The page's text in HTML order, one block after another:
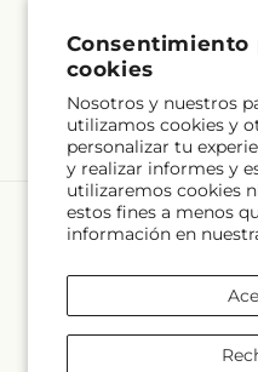
Consentimiento
cookies
Nosotros y nuestros
utilizamos cookies y
personalizar tu
y realizar informes y
utilizaremos cookies
estos fines a menos
información en
.
c
o
l
l
e
c
Idioma
Formas